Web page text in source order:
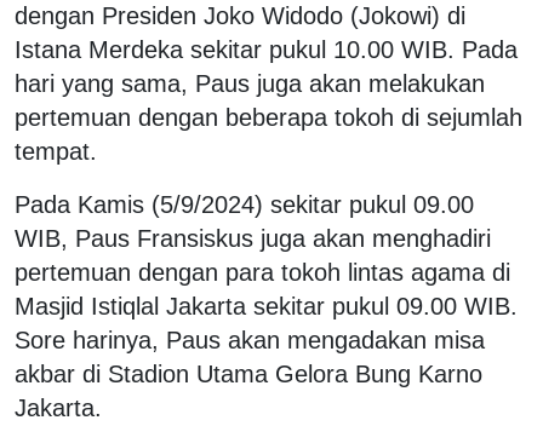
dengan Presiden Joko Widodo (Jokowi) di
Istana Merdeka sekitar pukul 10.00 WIB. Pada
hari yang sama, Paus juga akan melakukan
pertemuan dengan beberapa tokoh di sejumlah
tempat.
Pada Kamis (5/9/2024) sekitar pukul 09.00
WIB, Paus Fransiskus juga akan menghadiri
pertemuan dengan para tokoh lintas agama di
Masjid Istiqlal Jakarta sekitar pukul 09.00 WIB.
Sore harinya, Paus akan mengadakan misa
akbar di Stadion Utama Gelora Bung Karno
Jakarta.